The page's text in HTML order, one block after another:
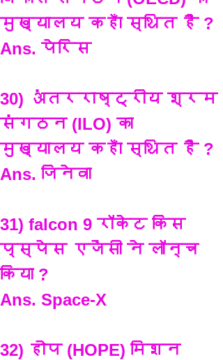
मुख्यालय कहाँ स्थित है ?
Ans. पेरिस
30) अंतरराष्ट्रीय श्रम
संगठन (ILO) का
मुख्यालय कहाँ स्थित है ?
Ans. जिनेवा
31) falcon 9 रॉकेट किस
प्स्पेस एजेंसी ने लॉन्च
किया ?
Ans. Space-X
32) होप (HOPE) मिशन